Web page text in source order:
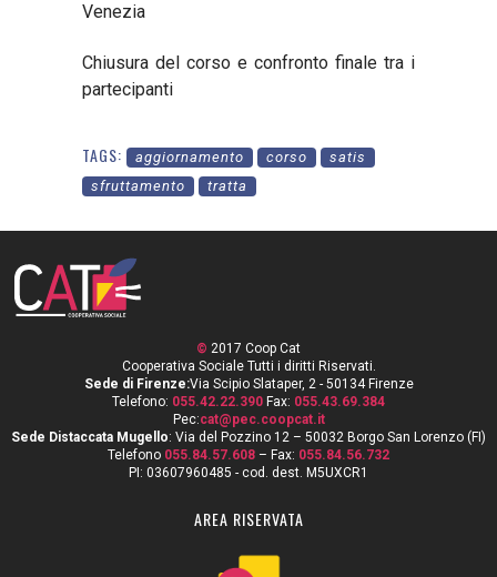
Venezia
Chiusura del corso e confronto finale tra i
partecipanti
TAGS: aggiornamento corso
satis
sfruttamento
tratta
© 2017 Coop Cat
Cooperativa Sociale Tutti i diritti Riservati.
Sede di Firenze:Via Scipio Slataper, 2 - 50134 Firenze
Telefono: 055.42.22.390 Fax: 055.43.69.384
Pec:cat@pec.coopcat.it
Sede Distaccata Mugello: Via del Pozzino 12 – 50032 Borgo San Lorenzo (FI)
Telefono 055.84.57.608 – Fax: 055.84.56.732
PI: 03607960485 - cod. dest. M5UXCR1
AREA RISERVATA